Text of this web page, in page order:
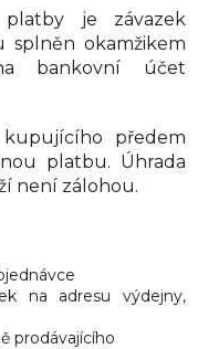
je závazek
okamžikem
bankovní účet
předem
platbu. Úhrada
není zálohou.
na adresu výdejny,
prodávajícího